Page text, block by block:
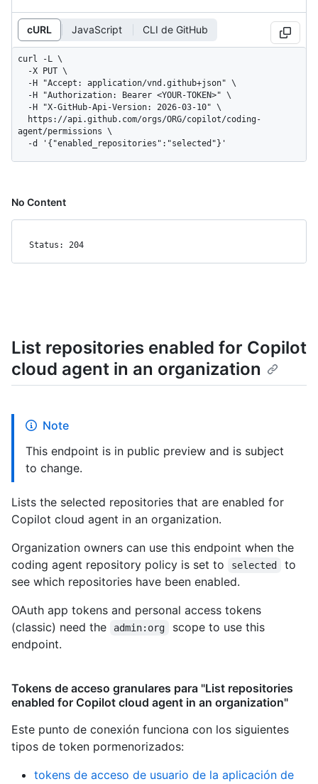
cURL JavaScript CLI de GitHub
curl -L \
agent/permissions \
  -d '{"enabled_repositories":"selected"}'
No Content
Status: 204
List repositories enabled for Copilot
cloud agent in an organization
Note
This endpoint is in public preview and is subject
to change.
Lists the selected repositories that are enabled for
Copilot cloud agent in an organization.
Organization owners can use this endpoint when the
coding agent repository policy is set to
selected
to
see which repositories have been enabled.
OAuth app tokens and personal access tokens
(classic) need the
admin:org
scope to use this
endpoint.
Tokens de acceso granulares para "List repositories
enabled for Copilot cloud agent in an organization"
Este punto de conexión funciona con los siguientes
tipos de token pormenorizados:
tokens de acceso de usuario de la aplicación de